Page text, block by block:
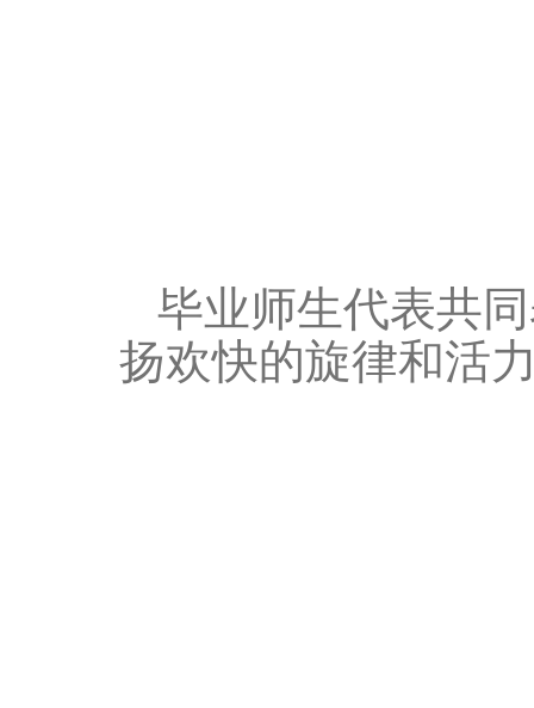
毕业师生代表共
扬欢快的旋律和活